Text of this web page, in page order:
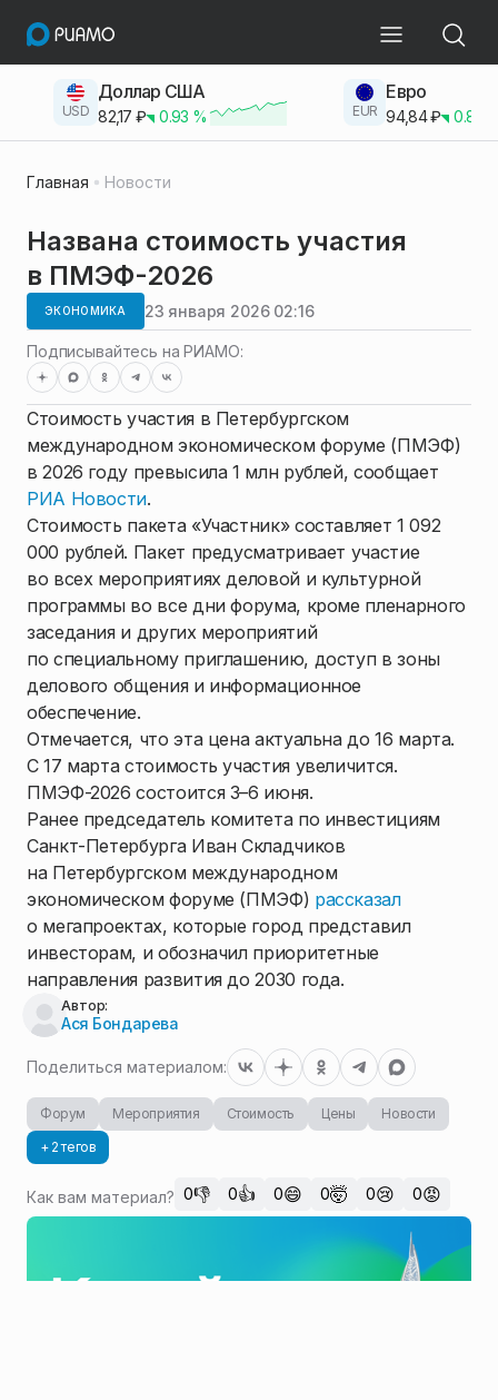
USD
Доллар США
82,17 ₽ 0.93 % EUR
Евро
94,84₽ 0.83
Главная Новости
Названа стоимость участия
в ПМЭФ-2026
ЭКОНОМИКА 23 января 2026 02:16
Подписывайтесь на РИАМО:
Стоимость участия в Петербургском
международном экономическом форуме (ПМЭФ)
в 2026 году превысила 1 млн рублей, сообщает
РИА Новости.
Стоимость пакета «Участник» составляет 1 092
000 рублей. Пакет предусматривает участие
во всех мероприятиях деловой и культурной
программы во все дни форума, кроме пленарного
заседания и других мероприятий
по специальному приглашению, доступ в зоны
делового общения и информационное
обеспечение.
Отмечается, что эта цена актуальна до 16 марта.
С 17 марта стоимость участия увеличится.
ПМЭФ-2026 состоится 3–6 июня.
Ранее председатель комитета по инвестициям
Санкт-Петербурга Иван Складчиков
на Петербургском международном
экономическом форуме (ПМЭФ) рассказал
о мегапроектах, которые город представил
инвесторам, и обозначил приоритетные
направления развития до 2030 года.
Автор:
Ася Бондарева
Поделиться материалом:
Форум Мероприятия Стоимость Цены
Новости
+ 2 тегов
Как вам материал? 0👎 0👍 0😄 0🤯 0😢 0😡